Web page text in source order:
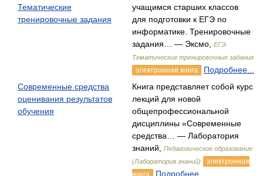
Тематические
тренировочные задания
учащимся старших классов
для подготовки к ЕГЭ по
информатике. Тренировочные
задания… — Эксмо,
ЕГЭ.
Тематические тренировочные задания
электронная книга
Подробнее...
Современные средства
оценивания результатов
обучения
Книга представляет собой курс
лекций для новой
общепрофессиональной
дисциплины «Современные
средства… — Лаборатория
знаний,
Педагогическое образование
(Лаборатория знаний)
электронная
книга
Подробнее...